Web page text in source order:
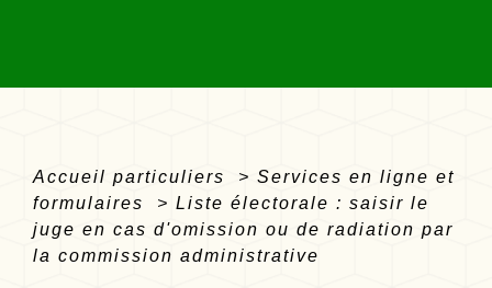
Accueil particuliers > Services en ligne et
formulaires
> Liste électorale : saisir le
juge en cas d'omission ou de radiation par
la commission administrative